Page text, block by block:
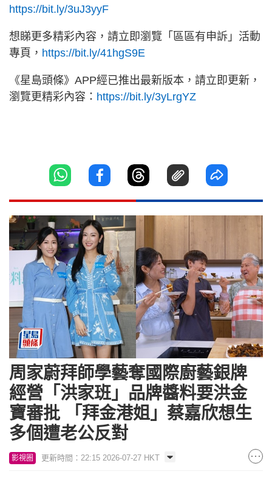
https://bit.ly/3uJ3yyF
想睇更多精彩內容，請立即瀏覽「區區有申訴」活動
專頁， https://bit.ly/41hgS9E
《星島頭條》APP經已推出最新版本，請立即更新，
瀏覽更精彩內容： https://bit.ly/3yLrgYZ
周家蔚拜師學藝奪國際廚藝銀牌
經營「洪家班」品牌醬料要洪金
寶審批 「拜金港姐」蔡嘉欣想生
多個遭老公反對
影視圈 更新時間：22:15 2026-07-27 HKT